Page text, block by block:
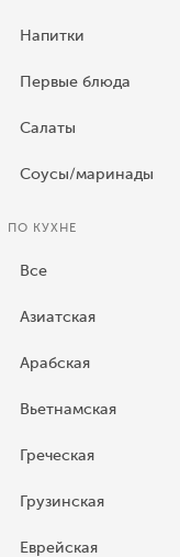
Напитки
Первые блюда
Салаты
Соусы/маринады
ПО КУХНЕ
Все
Азиатская
Арабская
Вьетнамская
Греческая
Грузинская
Еврейская